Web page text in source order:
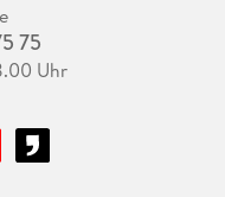
75
Uhr